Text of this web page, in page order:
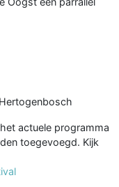
actuele programma
toegevoegd. Kijk